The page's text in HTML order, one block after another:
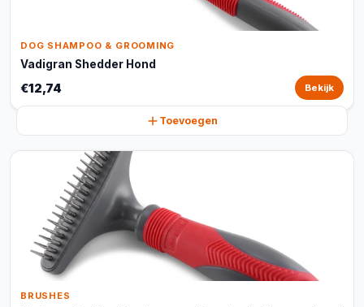
DOG SHAMPOO & GROOMING
Vadigran Shedder Hond
€12,74 Bekijk
Toevoegen
BRUSHES